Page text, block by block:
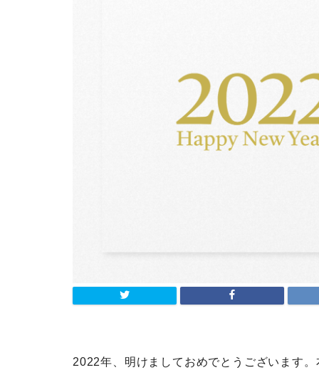
2022年、明けましておめでとうございます